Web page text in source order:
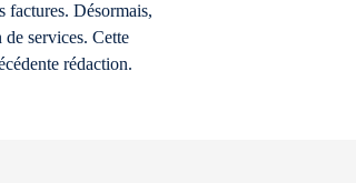
factures. Désormais,
services. Cette
rédaction.